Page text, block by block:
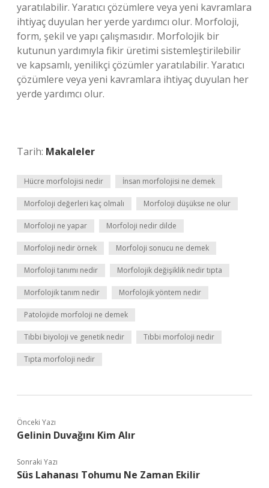
yaratılabilir. Yaratıcı çözümlere veya yeni kavramlara
ihtiyaç duyulan her yerde yardımcı olur. Morfoloji,
form, şekil ve yapı çalışmasıdır. Morfolojik bir
kutunun yardımıyla fikir üretimi sistemleştirilebilir
ve kapsamlı, yenilikçi çözümler yaratılabilir. Yaratıcı
çözümlere veya yeni kavramlara ihtiyaç duyulan her
yerde yardımcı olur.
Tarih: Makaleler
Hücre morfolojisi nedir İnsan morfolojisi ne demek
Morfoloji değerleri kaç olmalı Morfoloji düşükse ne olur
Morfoloji ne yapar Morfoloji nedir dilde
Morfoloji nedir örnek Morfoloji sonucu ne demek
Morfoloji tanımı nedir Morfolojik değişiklik nedir tıpta
Morfolojik tanım nedir Morfolojik yöntem nedir
Patolojide morfoloji ne demek
Tıbbi biyoloji ve genetik nedir Tıbbi morfoloji nedir
Tıpta morfoloji nedir
Önceki Yazı
Gelinin Duvağını Kim Alır
Sonraki Yazı
Süs Lahanası Tohumu Ne Zaman Ekilir